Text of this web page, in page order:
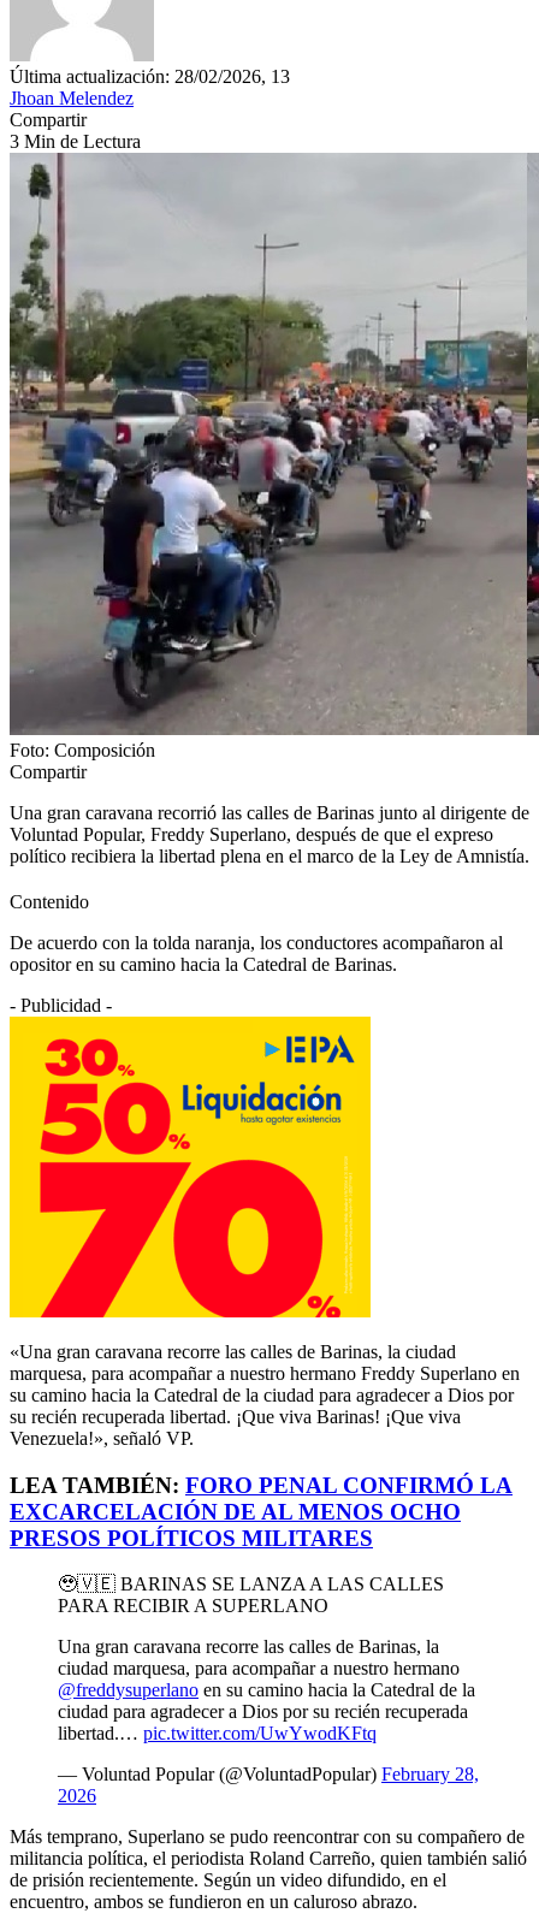
Última actualización: 28/02/2026, 13
Jhoan Melendez
Compartir
3 Min de Lectura
Foto: Composición
Compartir
Una gran caravana recorrió las calles de Barinas junto al dirigente de
Voluntad Popular, Freddy Superlano, después de que el expreso
político recibiera la libertad plena en el marco de la Ley de Amnistía.
Contenido
De acuerdo con la tolda naranja, los conductores acompañaron al
opositor en su camino hacia la Catedral de Barinas.
- Publicidad -
«Una gran caravana recorre las calles de Barinas, la ciudad
marquesa, para acompañar a nuestro hermano Freddy Superlano en
su camino hacia la Catedral de la ciudad para agradecer a Dios por
su recién recuperada libertad. ¡Que viva Barinas! ¡Que viva
Venezuela!», señaló VP.
LEA TAMBIÉN: FORO PENAL CONFIRMÓ LA
EXCARCELACIÓN DE AL MENOS OCHO
PRESOS POLÍTICOS MILITARES
🥹🇻🇪 BARINAS SE LANZA A LAS CALLES
PARA RECIBIR A SUPERLANO
Una gran caravana recorre las calles de Barinas, la
ciudad marquesa, para acompañar a nuestro hermano
@freddysuperlano en su camino hacia la Catedral de la
ciudad para agradecer a Dios por su recién recuperada
libertad.… pic.twitter.com/UwYwodKFtq
— Voluntad Popular (@VoluntadPopular) February 28,
2026
Más temprano, Superlano se pudo reencontrar con su compañero de
militancia política, el periodista Roland Carreño, quien también salió
de prisión recientemente. Según un video difundido, en el
encuentro, ambos se fundieron en un caluroso abrazo.